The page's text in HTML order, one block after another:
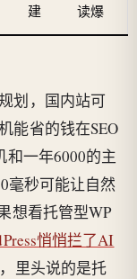
建
读爆
划，国内站可
能省的钱在SEO
和一年6000的主
毫秒可能让自然
想看托管型WP
悄悄拦了AI
里头说的是托